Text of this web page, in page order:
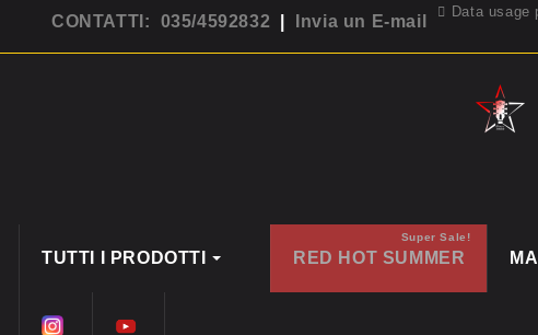
CONTATTI: 035/4592832 Invia un E-mail
Data usage
TUTTI I PRODOTTI RED HOT SUMMER
Super Sale!